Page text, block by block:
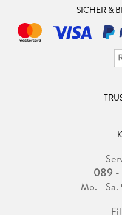
SICHER &
089 -
Mo. -